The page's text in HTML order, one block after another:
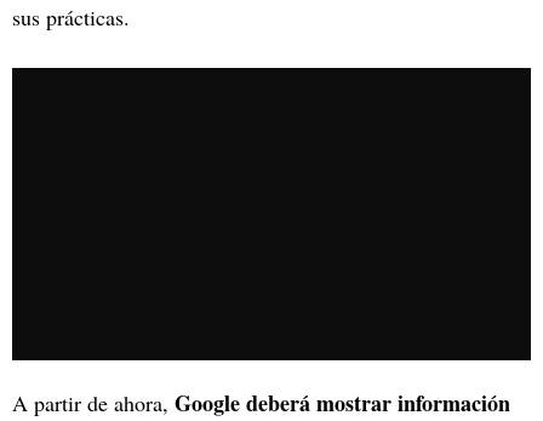
sus prácticas.
A partir de ahora, Google deberá mostrar información